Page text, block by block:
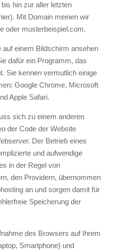
hin zur aller letzten
Mit Domain meinen wir
oder musterbeispiel.com.
auf einem Bildschirm ansehen
dafür ein Programm, das
Sie kennen vermutlich einige
Google Chrome, Microsoft
Apple Safari.
sich zu einem anderen
der Code der Website
Der Betrieb eines
und aufwendige
in der Regel von
den Providern, übernommen
an und sorgen damit für
Speicherung der
des Browsers auf Ihrem
Smartphone) und